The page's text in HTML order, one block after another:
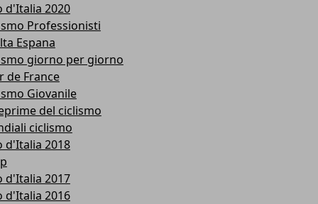
d'Italia 2020
Professionisti
Espana
giorno per giorno
de France
Giovanile
del ciclismo
ciclismo
d'Italia 2018
d'Italia 2017
d'Italia 2016